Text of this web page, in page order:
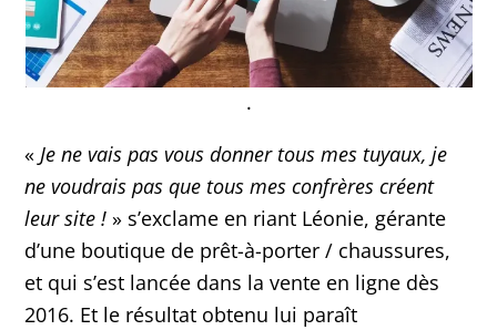
.
«Je ne vais pas vous donner tous mes tuyaux, je
ne voudrais pas que tous mes confrères créent
leur site ! » s’exclame en riant Léonie, gérante
d’une boutique de prêt-à-porter / chaussures,
et qui s’est lancée dans la vente en ligne dès
2016. Et le résultat obtenu lui paraît